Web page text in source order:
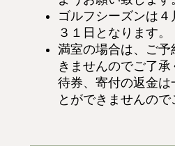
ゴルフシーズンは４
３１日となります。
満室の場合は、ご
きませんのでご了
待券、寄付の返金は
とができませんので